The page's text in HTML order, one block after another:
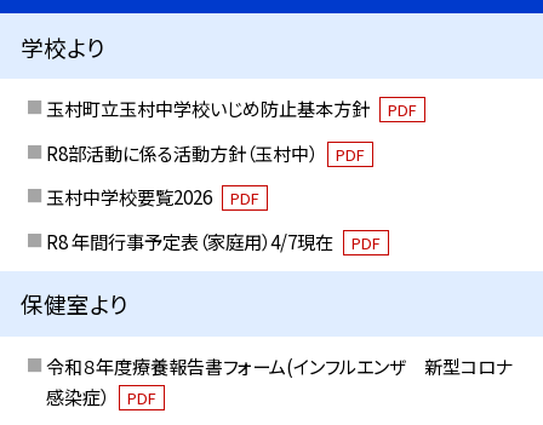
学校より
玉村町立玉村中学校いじめ防止基本方針 PDF
R8部活動に係る活動方針（玉村中） PDF
玉村中学校要覧2026 PDF
R8 年間行事予定表（家庭用）4/7現在 PDF
保健室より
令和８年度療養報告書フォーム(インフルエンザ 新型コロナ
感染症）
PDF